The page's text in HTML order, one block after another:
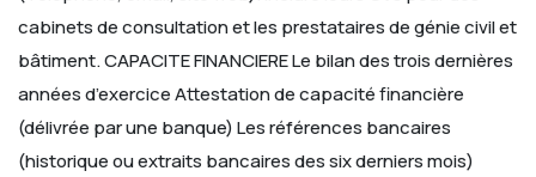
cabinets de consultation et les prestataires de génie civil et
bâtiment.CAPACITE FINANCIERELe bilan des trois dernières
années d’exerciceAttestation de capacité financière
(délivrée par une banque) Les références bancaires
(historique ou extraits bancaires des six derniers mois)